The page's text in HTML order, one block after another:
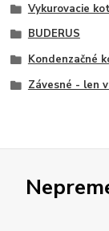
Vykurovacie
BUDERUS
Kondenzačné
Závesné - len